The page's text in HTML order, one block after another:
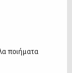
ποιήματα